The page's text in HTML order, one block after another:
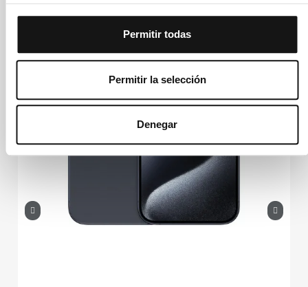
Permitir todas
Permitir la selección
Denegar